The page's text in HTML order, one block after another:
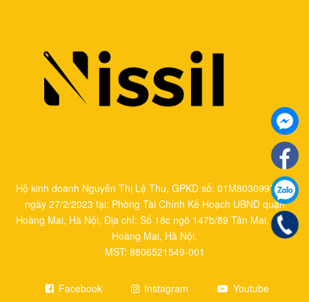
Hộ kinh doanh Nguyễn Thị Lệ Thu, GPKD số: 01M8030997 cấp
ngày 27/2/2023 tại: Phòng Tài Chính Kế Hoạch UBND quận
Hoàng Mai, Hà Nội, Địa chỉ: Số 18c ngõ 147b/89 Tân Mai, quận
Hoàng Mai, Hà Nội.
MST: 8806521549-001
Facebook Instagram Youtube